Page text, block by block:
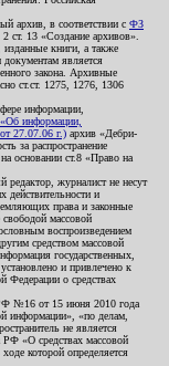
архив, в соответствии с ФЗ
2 ст. 13 «Создание архивов».
книги, а также
является
закона. Архивные
ст.ст. 1275, 1276, 1306
информации,
информации,
27.07.06 г.) архив «Дебри-
за распространение
основании ст.8 «Право на
журналист не несут
действительности и
права и законные
массовой
воспроизведением
средством массовой
государственных,
и привлечено к
Федерации о средствах
№16 от 15 июня 2010 года
информации», «по делам,
не является
«О средствах массовой
которой определяется